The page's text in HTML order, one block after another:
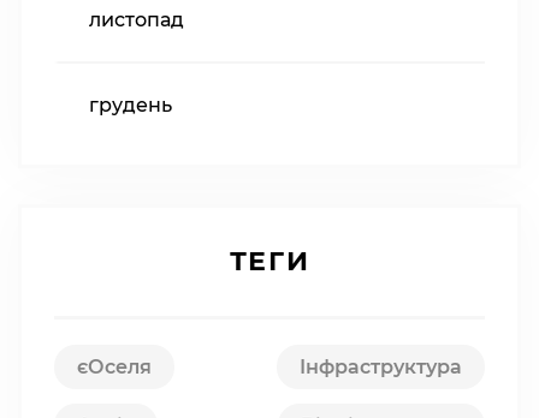
листопад
грудень
ТЕГИ
єОселя Інфраструктура